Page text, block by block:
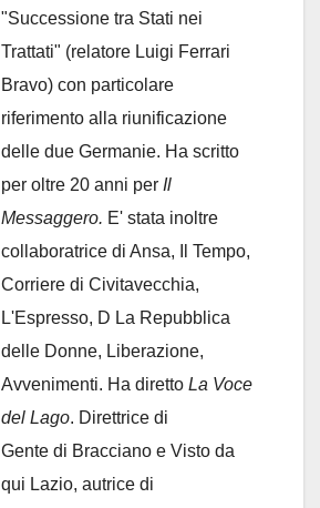
"Successione tra Stati nei
Trattati" (relatore Luigi Ferrari
Bravo) con particolare
riferimento alla riunificazione
delle due Germanie. Ha scritto
per oltre 20 anni per Il
Messaggero. E' stata inoltre
collaboratrice di Ansa, Il Tempo,
Corriere di Civitavecchia,
L'Espresso, D La Repubblica
delle Donne, Liberazione,
Avvenimenti. Ha diretto La Voce
del Lago. Direttrice di
Gente di Bracciano e Visto da
qui Lazio, autrice di